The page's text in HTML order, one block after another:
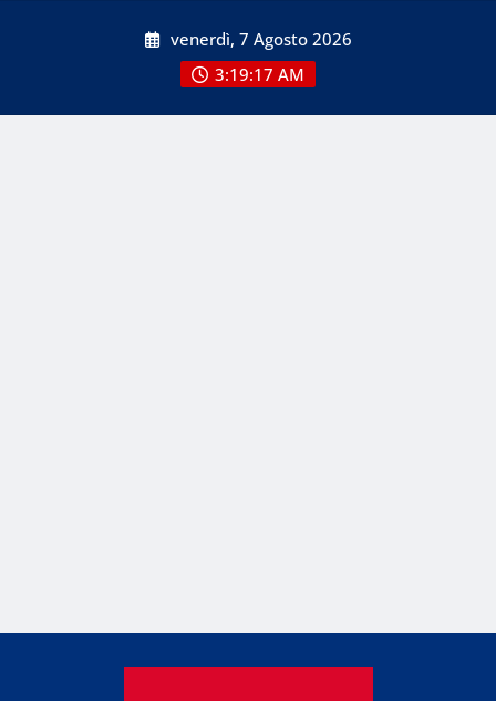
venerdì, 7 Agosto 2026
3:19:17 AM